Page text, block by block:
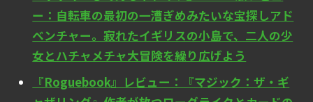
ー：自転車の最初の一漕ぎめみたいな宝探しアド
ベンチャー。寂れたイギリスの小島で、二人の少
女とハチャメチャ大冒険を繰り広げよう
『Roguebook』レビュー：『マジック：ザ・ギ